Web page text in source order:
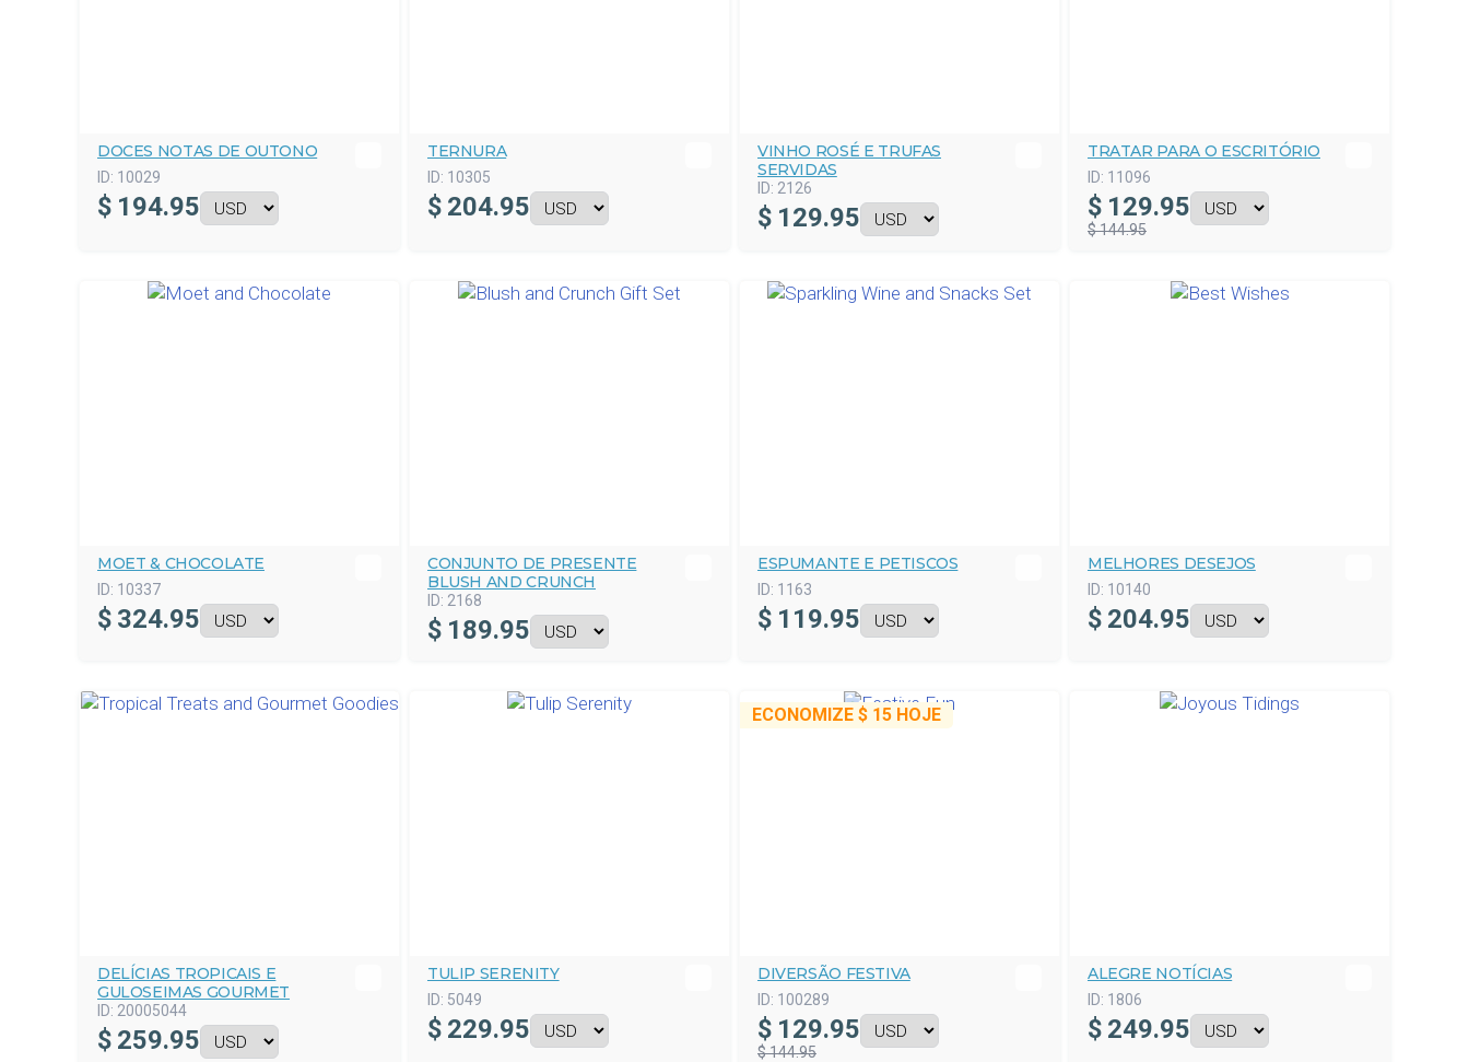
DOCES NOTAS DE OUTONO
ID: 10029
$ 194.95
TERNURA
ID: 10305
$ 204.95
VINHO ROSÉ E TRUFAS
SERVIDAS
ID: 2126
$ 129.95
TRATAR PARA O ESCRITÓRIO
ID: 11096
$ 129.95
$ 144.95
MOET & CHOCOLATE
ID: 10337
$ 324.95
CONJUNTO DE PRESENTE
BLUSH AND CRUNCH
ID: 2168
$ 189.95
ESPUMANTE E PETISCOS
ID: 1163
$ 119.95
MELHORES DESEJOS
ID: 10140
$ 204.95
DELÍCIAS TROPICAIS E
GULOSEIMAS GOURMET
ID: 20005044
$ 259.95
TULIP SERENITY
ID: 5049
$ 229.95
ECONOMIZE $ 15 HOJE
DIVERSÃO FESTIVA
ID: 100289
$ 129.95
$ 144.95
ALEGRE NOTÍCIAS
ID: 1806
$ 249.95